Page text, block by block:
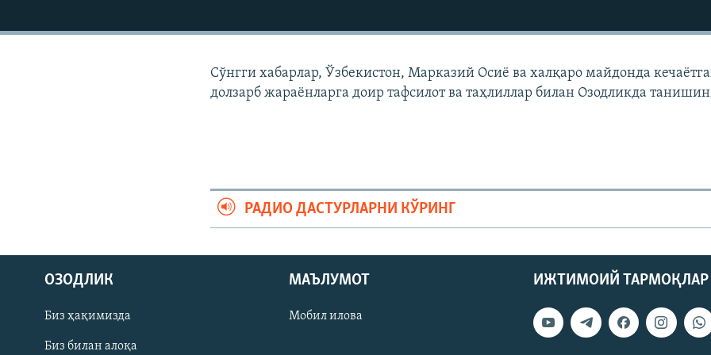
На русском
ИЖТИМОИЙ ТАРМОҚЛАР
Сўнгги хабарлар, Ўзбекистон, Марказий Осиë ва халқаро майдонда
долзарб жараëнларга доир тафсилот ва таҳлиллар билан Озодликда
РАДИО ДАСТУРЛАРНИ КЎРИНГ
ИЖТИМОИЙ ТАРМОҚЛАР
ОЗОДЛИК
Биз ҳақимизда
Биз билан алоқа
МАЪЛУМОТ
Мобил илова